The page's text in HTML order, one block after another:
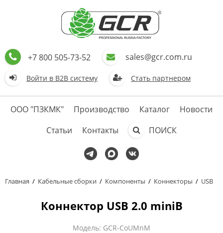
+7 800 505-73-52 sales@gcr.com.ru
Войти в В2В систему Стать партнером
ООО "ПЗКМК" Производство Каталог
Новости
Статьи
Контакты ПОИСК
Главная / Кабельные сборки / Компоненты / Коннекторы / USB
Коннектор USB 2.0 miniB
Модель: GCR-CoUMnM